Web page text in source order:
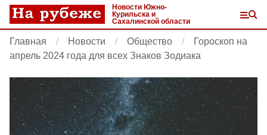
Новости Южно-
Курильска и
Сахалинской области
Главная Новости Общество
Гороскоп на
апрель 2024 года для всех Знаков Зодиака